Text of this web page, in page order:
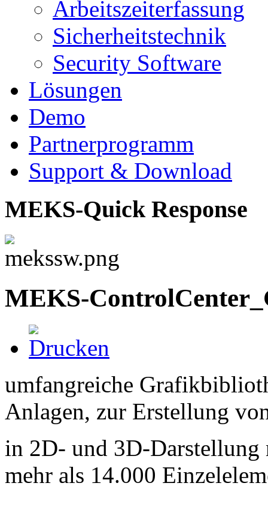
Arbeitszeiterfassung
Sicherheitstechnik
Security Software
Lösungen
Demo
Partnerprogramm
Support & Download
MEKS-Quick Response
MEKS-
umfangreiche
Anlagen, zur Erstellung
in 2D- und 3D-
mehr als 14.000